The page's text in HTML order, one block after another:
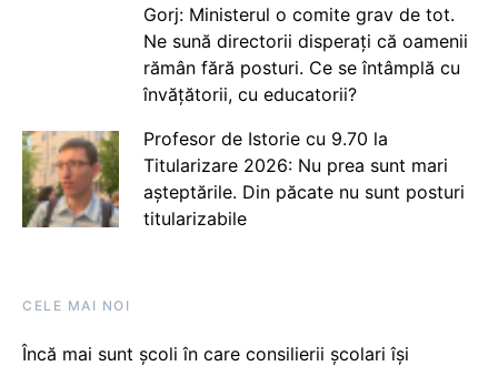
Gorj: Ministerul o comite grav de tot.
Ne sună directorii disperați că oamenii
rămân fără posturi. Ce se întâmplă cu
învățătorii, cu educatorii?
Profesor de Istorie cu 9.70 la
Titularizare 2026: Nu prea sunt mari
așteptările. Din păcate nu sunt posturi
titularizabile
CELE MAI NOI
Încă mai sunt școli în care consilierii școlari își